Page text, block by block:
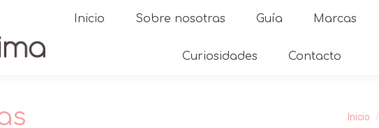
Inicio Sobre nosotras Guía Marcas
Curiosidades Contacto
Inicio